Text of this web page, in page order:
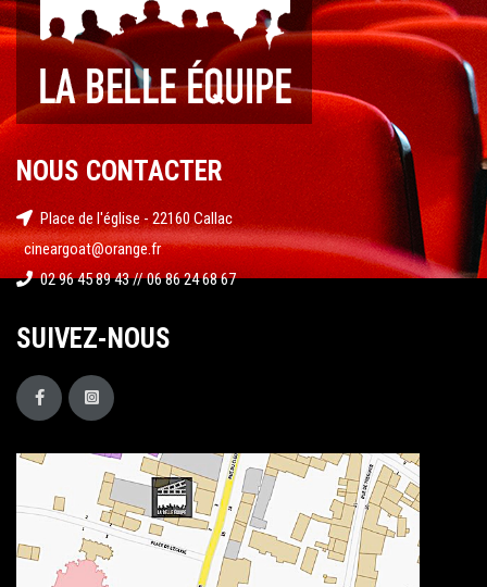
NOUS CONTACTER
Place de l'église - 22160 Callac
cineargoat@orange.fr
02 96 45 89 43 // 06 86 24 68 67
SUIVEZ-NOUS